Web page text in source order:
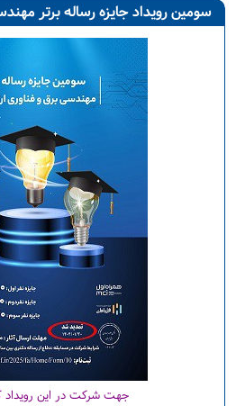
سومین رویداد جایزه رساله برتر
جهت شرکت در این رویداد